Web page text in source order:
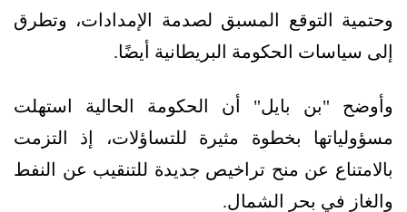
وحتمية التوقع المسبق لصدمة الإمدادات، وتطرق
إلى سياسات الحكومة البريطانية أيضًا.
وأوضح "بن بايل" أن الحكومة الحالية استهلت
مسؤولياتها بخطوة مثيرة للتساؤلات، إذ التزمت
بالامتناع عن منح تراخيص جديدة للتنقيب عن النفط
والغاز في بحر الشمال.